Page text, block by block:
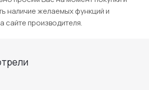
наличие желаемых функций и
сайте производителя.